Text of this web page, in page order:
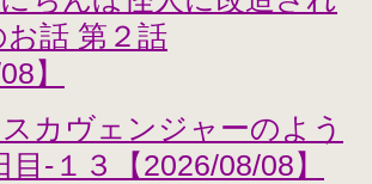
話 第２話
】
カヴェンジャーのよう
-１３【2026/08/08】